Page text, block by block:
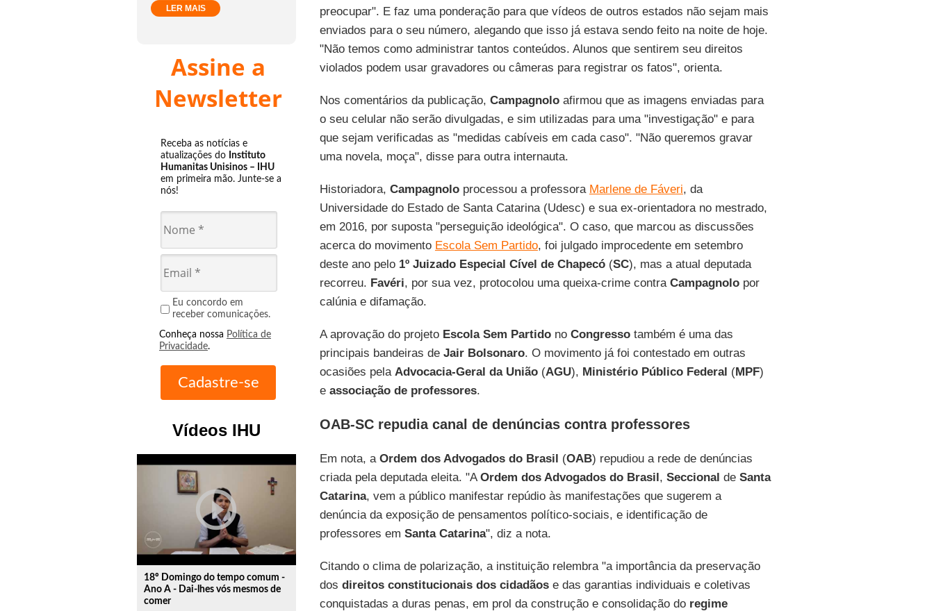
LER MAIS
Assine a
Newsletter
Receba as notícias e
atualizações do Instituto
Humanitas Unisinos – IHU
em primeira mão. Junte-se a
nós!
Eu concordo em
receber comunicações.
Conheça nossa Política de
Privacidade.
Vídeos IHU
play_circle_outline
18º Domingo do tempo comum -
Ano A - Dai-lhes vós mesmos de
comer
preocupar". E faz uma ponderação para que vídeos de outros estados não sejam mais
enviados para o seu número, alegando que isso já estava sendo feito na noite de hoje.
"Não temos como administrar tantos conteúdos. Alunos que sentirem seu direitos
violados podem usar gravadores ou câmeras para registrar os fatos", orienta.
Nos comentários da publicação, Campagnoloafirmou que as imagens enviadas para
o seu celular não serão divulgadas, e sim utilizadas para uma "investigação" e para
que sejam verificadas as "medidas cabíveis em cada caso". "Não queremos gravar
uma novela, moça", disse para outra internauta.
Historiadora, Campagnoloprocessou a professora Marlene de Fáveri, da
Universidade do Estado de Santa Catarina (Udesc) e sua ex-orientadora no mestrado,
em 2016, por suposta "perseguição ideológica". O caso, que marcou as discussões
acerca do movimento Escola Sem Partido, foi julgado improcedente em setembro
deste ano pelo 1º Juizado Especial Cível de Chapecó(SC), mas a atual deputada
recorreu. Favéri, por sua vez, protocolou uma queixa-crime contra Campagnolopor
calúnia e difamação.
A aprovação do projeto Escola Sem Partidono Congressotambém é uma das
principais bandeiras de Jair Bolsonaro. O movimento já foi contestado em outras
ocasiões pela Advocacia-Geral da União(AGU), Ministério Público Federal (MPF)
e associação de professores.
OAB-SC repudia canal de denúncias contra professores
Em nota, a Ordem dos Advogados do Brasil (OAB) repudiou a rede de denúncias
criada pela deputada eleita. "AOrdem dos Advogados do Brasil, Seccional deSanta
Catarina, vem a público manifestar repúdio às manifestações que sugerem a
denúncia da exposição de pensamentos político-sociais, e identificação de
professores em Santa Catarina", diz a nota.
Citando o clima de polarização, a instituição relembra "a importância da preservação
dos direitos constitucionais dos cidadãose das garantias individuais e coletivas
conquistadas a duras penas, em prol da construção e consolidação do regime